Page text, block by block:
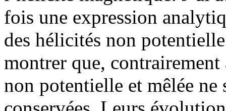
fois une expression
des hélicités non
montrer que,
non potentielle et mêlée ne